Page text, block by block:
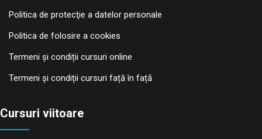
Politica de protecţie a datelor personale
Politica de folosire a cookies
Termeni și condiții cursuri online
Termeni și condiții cursuri față în față
Cursuri viitoare